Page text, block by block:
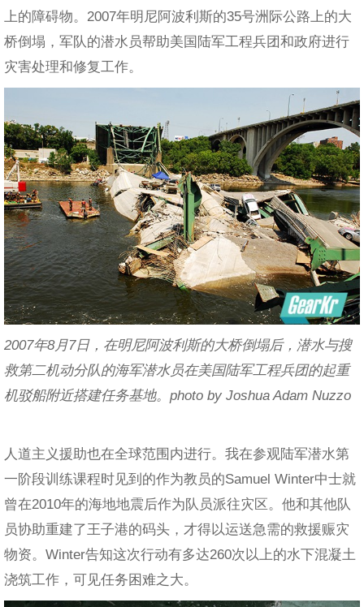
上的障碍物。2007年明尼阿波利斯的35号洲际公路上的大
桥倒塌，军队的潜水员帮助美国陆军工程兵团和政府进行
灾害处理和修复工作。
2007年8月7日，在明尼阿波利斯的大桥倒塌后，潜水与搜
救第二机动分队的海军潜水员在美国陆军工程兵团的起重
机驳船附近搭建任务基地。photo by Joshua Adam Nuzzo
人道主义援助也在全球范围内进行。我在参观陆军潜水第
一阶段训练课程时见到的作为教员的Samuel Winter中士就
曾在2010年的海地地震后作为队员派往灾区。他和其他队
员协助重建了王子港的码头，才得以运送急需的救援赈灾
物资。Winter告知这次行动有多达260次以上的水下混凝土
浇筑工作，可见任务困难之大。